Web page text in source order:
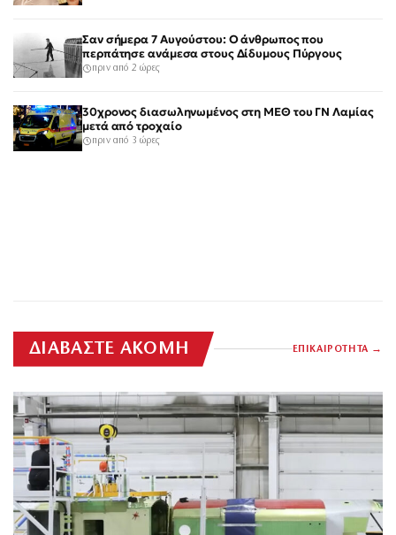
Σαν σήμερα 7 Αυγούστου: Ο άνθρωπος που
περπάτησε ανάμεσα στους Δίδυμους Πύργους
πριν από 2 ώρες
30χρονος διασωληνωμένος στη ΜΕΘ του ΓΝ Λαμίας
μετά από τροχαίο
πριν από 3 ώρες
ΔΙΑΒΑΣΤΕ ΑΚΟΜΗ ΕΠΙΚΑΙΡΟΤΗΤΑ